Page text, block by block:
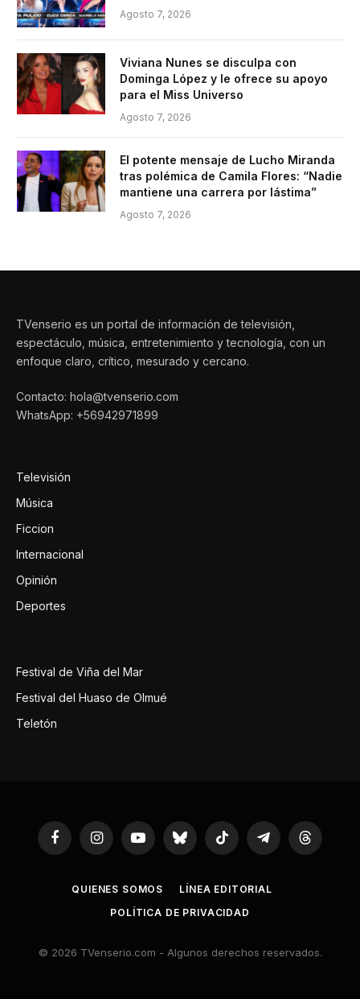
Agosto 7, 2026
Viviana Nunes se disculpa con
Dominga López y le ofrece su apoyo
para el Miss Universo
Agosto 7, 2026
El potente mensaje de Lucho Miranda
tras polémica de Camila Flores: “Nadie
mantiene una carrera por lástima”
Agosto 7, 2026
TVenserio es un portal de información de televisión,
espectáculo, música, entretenimiento y tecnología, con un
enfoque claro, crítico, mesurado y cercano.
Contacto: hola@tvenserio.com
WhatsApp: +56942971899
Televisión
Música
Ficcion
Internacional
Opinión
Deportes
Festival de Viña del Mar
Festival del Huaso de Olmué
Teletón
FacebookInstagramYouTubeBluesky TikTok TelegramThreads
QUIENES SOMOS
LÍNEA EDITORIAL
POLÍTICA DE PRIVACIDAD
© 2026 TVenserio.com - Algunos derechos reservados.